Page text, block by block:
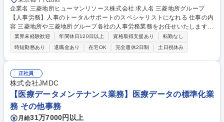
企業名 三菱地所ヒューマンリソース株式会社 求人名 三菱地所グループ
【人事労務】人事のトータルサポートのスペシャリストになれる 仕事の内
容 三菱地所や三菱地所グループ各社の人事労務業務をお任せいたします！
ご入社後は、経験や適性に応じて業務をご担当いただきますが、将来的に
は人事業務を幅広くご経験いただくことが可能です。 【詳細】 給与賞与
計算・社会保険・勤怠管理・福利厚生・海外業務といった人事サービスを
担いながら、各社からの労務相談や経営・人事課題に沿った人事施策を提
案・実行。システムリプレイスに向けたデータ移行や設定確認、テスト業
務にも並行して対応いただきます！ ■2026年7月1日より「三菱地所ヒュ
ーマンリソース」へ社名変更予定■ 募集職種 三菱地所グループ【人事労
務】人事のトータルサポートのスペシャリストになれる
業界未経験歓迎 年間休日120日以上 資格取得支援あり
転勤なし
時短勤務あり
退職金あり 在宅OK 完全週休2日制 土日祝休み
正社員
株式会社JMDC
【医療データメンテナンス業務】医療データの標準化業
務 その他事務
月給31万7000円以上